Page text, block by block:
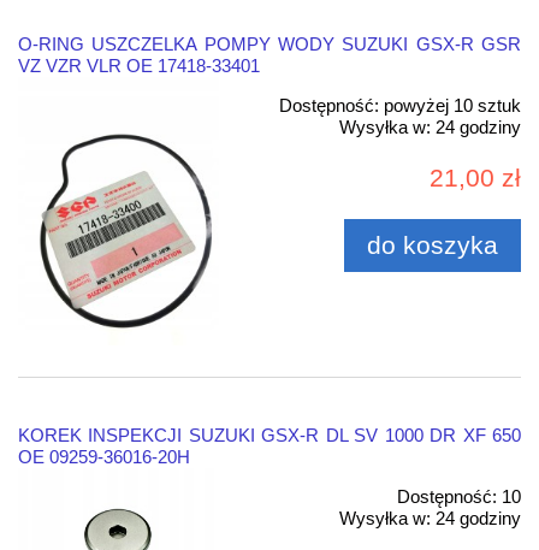
O-RING USZCZELKA POMPY WODY SUZUKI GSX-R GSR
VZ VZR VLR OE 17418-33401
Dostępność: powyżej 10 sztuk
Wysyłka w: 24 godziny
21,00 zł
do koszyka
KOREK INSPEKCJI SUZUKI GSX-R DL SV 1000 DR XF 650
OE 09259-36016-20H
Dostępność: 10
Wysyłka w: 24 godziny